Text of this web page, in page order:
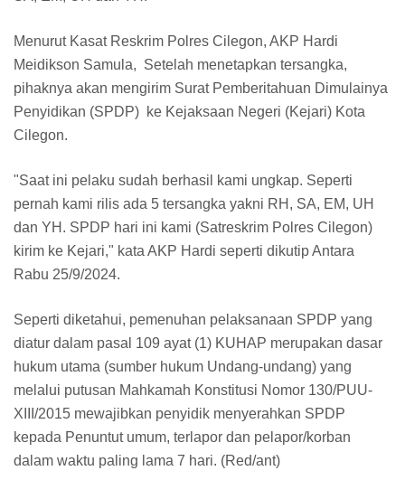
Menurut Kasat Reskrim Polres Cilegon, AKP Hardi
Meidikson Samula, Setelah menetapkan tersangka,
pihaknya akan mengirim Surat Pemberitahuan Dimulainya
Penyidikan (SPDP) ke Kejaksaan Negeri (Kejari) Kota
Cilegon.
"Saat ini pelaku sudah berhasil kami ungkap. Seperti
pernah kami rilis ada 5 tersangka yakni RH, SA, EM, UH
dan YH. SPDP hari ini kami (Satreskrim Polres Cilegon)
kirim ke Kejari," kata AKP Hardi seperti dikutip Antara
Rabu 25/9/2024.
Seperti diketahui, pemenuhan pelaksanaan SPDP yang
diatur dalam pasal 109 ayat (1) KUHAP merupakan dasar
hukum utama (sumber hukum Undang-undang) yang
melalui putusan Mahkamah Konstitusi Nomor 130/PUU-
XIII/2015 mewajibkan penyidik menyerahkan SPDP
kepada Penuntut umum, terlapor dan pelapor/korban
dalam waktu paling lama 7 hari. (Red/ant)